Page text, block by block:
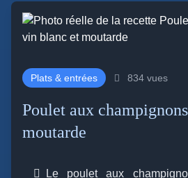
Plats & entrées 834 vues
Poulet aux
moutarde
Le poulet aux